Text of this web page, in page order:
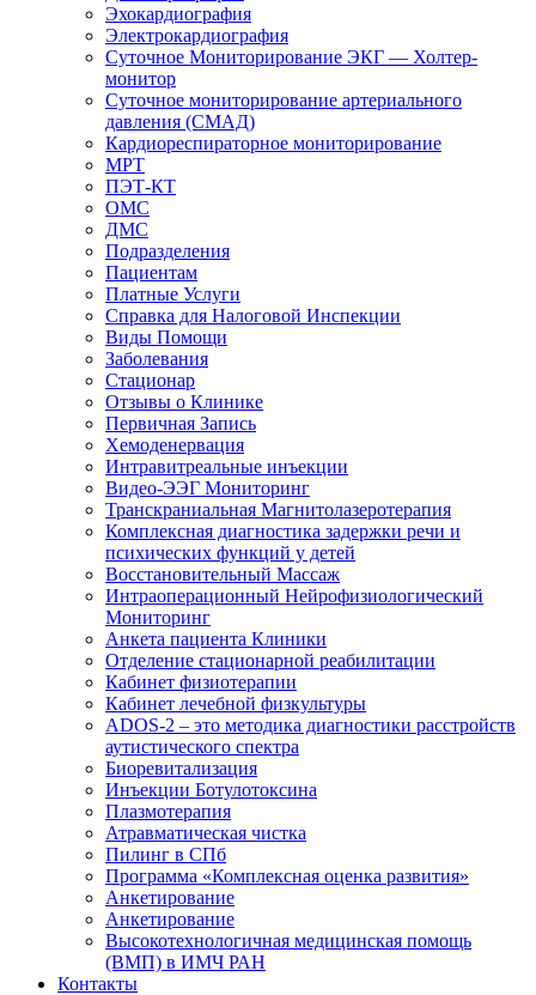
Эхокардиография
Электрокардиография
Суточное Мониторирование ЭКГ — Холтер-
монитор
Суточное мониторирование артериального
давления (СМАД)
Кардиореспираторное мониторирование
МРТ
ПЭТ-КТ
ОМС
ДМС
Подразделения
Пациентам
Платные Услуги
Справка для Налоговой Инспекции
Виды Помощи
Заболевания
Стационар
Отзывы о Клинике
Первичная Запись
Хемоденервация
Интравитреальные инъекции
Видео-ЭЭГ Мониторинг
Транскраниальная Магнитолазеротерапия
Комплексная диагностика задержки речи и
психических функций у детей
Восстановительный Массаж
Интраоперационный Нейрофизиологический
Мониторинг
Анкета пациента Клиники
Отделение стационарной реабилитации
Кабинет физиотерапии
Кабинет лечебной физкультуры
ADOS-2 – это методика диагностики расстройств
аутистического спектра
Биоревитализация
Инъекции Ботулотоксина
Плазмотерапия
Атравматическая чистка
Пилинг в СПб
Программа «Комплексная оценка развития»
Анкетирование
Анкетирование
Высокотехнологичная медицинская помощь
(ВМП) в ИМЧ РАН
Контакты